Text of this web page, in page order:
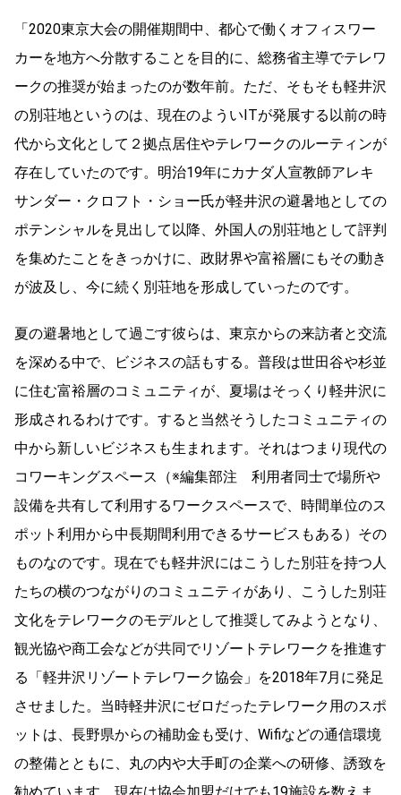
「2020東京大会の開催期間中、都心で働くオフィスワー
カーを地方へ分散することを目的に、総務省主導でテレワ
ークの推奨が始まったのが数年前。ただ、そもそも軽井沢
の別荘地というのは、現在のよういITが発展する以前の時
代から文化として２拠点居住やテレワークのルーティンが
存在していたのです。明治19年にカナダ人宣教師アレキ
サンダー・クロフト・ショー氏が軽井沢の避暑地としての
ポテンシャルを見出して以降、外国人の別荘地として評判
を集めたことをきっかけに、政財界や富裕層にもその動き
が波及し、今に続く別荘地を形成していったのです。
夏の避暑地として過ごす彼らは、東京からの来訪者と交流
を深める中で、ビジネスの話もする。普段は世田谷や杉並
に住む富裕層のコミュニティが、夏場はそっくり軽井沢に
形成されるわけです。すると当然そうしたコミュニティの
中から新しいビジネスも生まれます。それはつまり現代の
コワーキングスペース（※編集部注 利用者同士で場所や
設備を共有して利用するワークスペースで、時間単位のス
ポット利用から中長期間利用できるサービスもある）その
ものなのです。現在でも軽井沢にはこうした別荘を持つ人
たちの横のつながりのコミュニティがあり、こうした別荘
文化をテレワークのモデルとして推奨してみようとなり、
観光協や商工会などが共同でリゾートテレワークを推進す
る「軽井沢リゾートテレワーク協会」を2018年7月に発足
させました。当時軽井沢にゼロだったテレワーク用のスポ
ットは、長野県からの補助金も受け、Wifiなどの通信環境
の整備とともに、丸の内や大手町の企業への研修、誘致を